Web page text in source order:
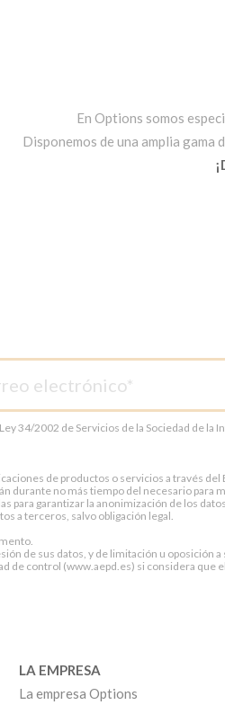
En Options somos
Disponemos de una amplia gama
34/2002 de Servicios de la Sociedad de
de productos o servicios a través
durante no más tiempo del necesario para
para garantizar la anonimización de los
a terceros, salvo obligación legal.
de sus datos, y de limitación u oposición a
de control (www.aepd.es) si considera que
LA EMPRESA
La empresa Options